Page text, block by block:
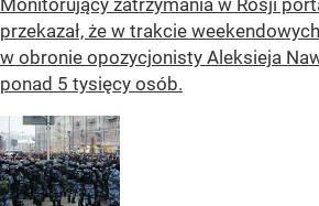
przekazał, że w trakcie
w obronie opozycjonisty Aleksieja
ponad 5 tysięcy osób.